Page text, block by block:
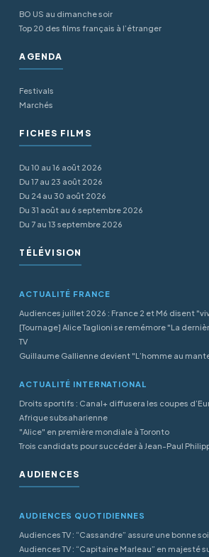
BO US au dimanche soir
Top 20 des films français à l’étranger
AGENDA
Festivals
Marchés
FICHES FILMS
Du 10 au 16 août 2026
Du 17 au 23 août 2026
Du 24 au 30 août 2026
Du 31 août au 6 septembre 2026
Du 7 au 13 septembre 2026
TÉLÉVISION
ACTUALITÉ FRANCE
Audiences juillet 2026 : France 2 et M6 disent
[Tournage] Alice Taglioni se remémore "La
TV
Guillaume Gallienne devient "L’homme au
ACTUALITÉ INTERNATIONAL
Droits sportifs : Canal+ diffusera les coupes
Afrique subsaharienne
"Alice" en première mondiale à Toronto
Trois candidats pour succéder à Jean-Paul
AUDIENCES
AUDIENCES QUOTIDIENNES
Audiences TV : “Cassandre” assure une bonne
Audiences TV : “Capitaine Marleau” en majesté